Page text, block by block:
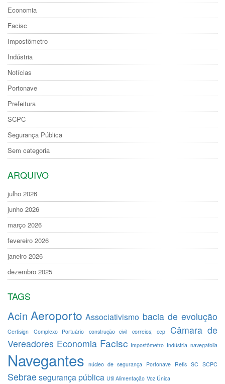
Economia
Facisc
Impostômetro
Indústria
Notícias
Portonave
Prefeitura
SCPC
Segurança Pública
Sem categoria
ARQUIVO
julho 2026
junho 2026
março 2026
fevereiro 2026
janeiro 2026
dezembro 2025
TAGS
Acin Aeroporto Associativismo bacia de evolução
Certisign Complexo Portuário construção civil correios; cep
Câmara de
Vereadores Economia Facisc Impostômetro Indústria navegafolia
Navegantes núcleo de segurança Portonave Refis SC SCPC
Sebrae segurança pública Util Alimentação Voz Única